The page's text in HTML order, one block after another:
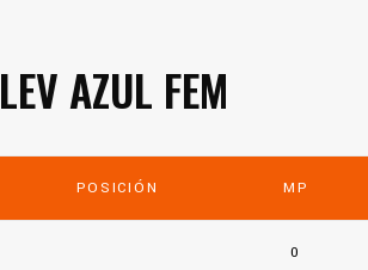
AZUL FEM
POSICIÓN MP
0